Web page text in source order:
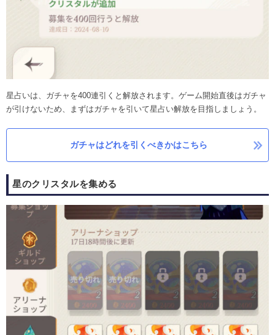
星占いは、ガチャを400連引くと解放されます。ゲーム開始直後はガチャ
が引けないため、まずはガチャを引いて星占い解放を目指しましょう。
ガチャはどれを引くべきかはこちら
星のクリスタルを集める